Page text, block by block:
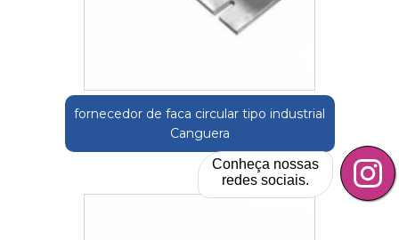
fornecedor de faca circular tipo industrial
Canguera
Conheça nossas
redes sociais.